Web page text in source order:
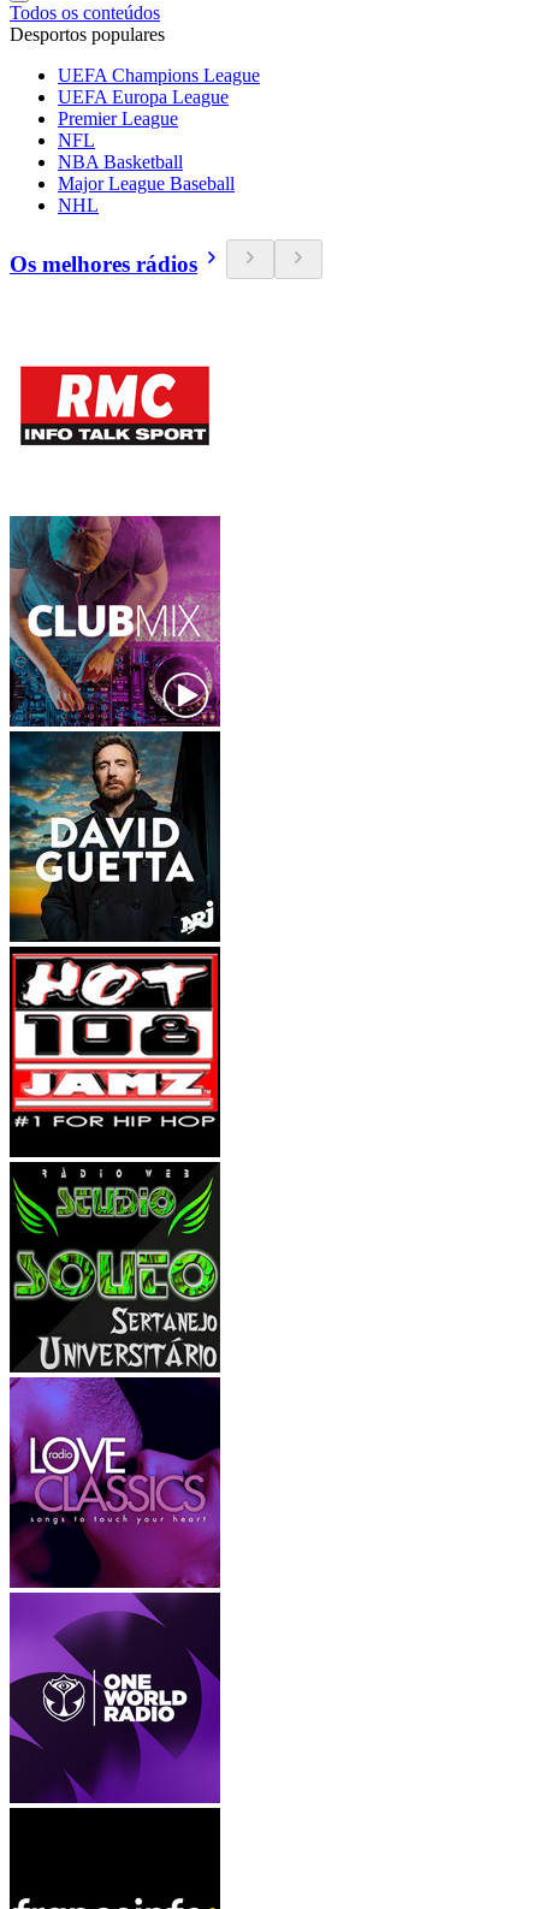
Todos os conteúdos
Desportos populares
UEFA Champions League
UEFA Europa League
Premier League
NFL
NBA Basketball
Major League Baseball
NHL
Os melhores rádios